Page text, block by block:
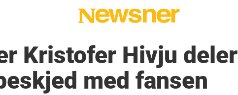
Kristofer Hivju deler
med fansen